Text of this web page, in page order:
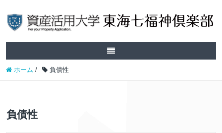
ホーム / 負債性
負債性